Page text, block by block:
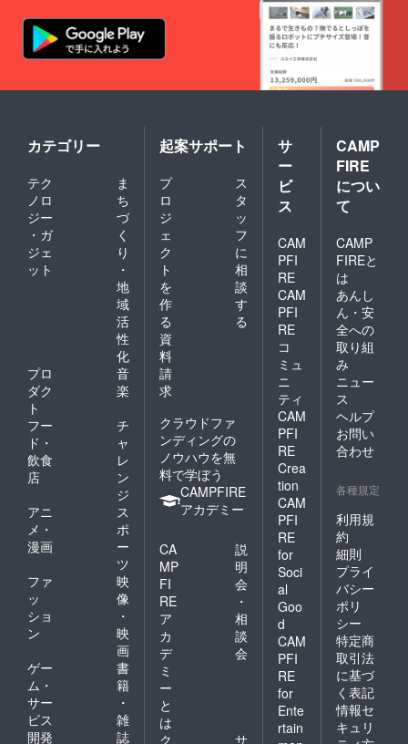
カテゴリー
テク
ノロ
ジー
・ガ
ジェ
ット
ま
ち
づ
く
り
・
地
域
活
性
化
プロ
ダク
ト
音
楽
フー
ド・
飲食
店
チ
ャ
レ
ン
ジ
アニ
メ・
漫画
ス
ポ
ー
ツ
ファ
ッ
ショ
ン
映
像
・
映
画
ゲー
ム・
サー
ビス
開発
書
籍
・
雑
誌
起案サポート
プ
ロ
ジ
ェ
ク
ト
を
作
る
ス
タ
ッ
フ
に
相
談
す
る
資
料
請
求
クラウドファ
ンディングの
ノウハウを無
料で学ぼう
CAMPFIRE
アカデミー
CA
MP
FI
RE
ア
カ
デ
ミ
ー
と
は
説
明
会
・
相
談
会
ク
サ
サ
ー
ビ
ス
CAM
PFI
RE
CAM
PFI
RE
コ
ミュ
ニ
ティ
CAM
PFI
RE
Crea
tion
CAM
PFI
RE
for
Soci
al
Goo
d
CAM
PFI
RE
for
Ente
rtain
CAMP
FIRE
につい
て
CAMP
FIREと
は
あんし
ん・安
全への
取り組
み
ニュー
ス
ヘルプ
お問い
合わせ
各種規定
利用規
約
細則
プライ
バシー
ポリ
シー
特定商
取引法
に基づ
く表記
情報セ
キュリ